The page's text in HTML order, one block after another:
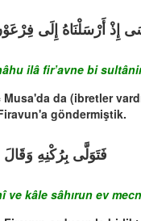
إِذْ أَرْسَلْنَاهُ إِلَى
ilâ fir’avne bi
da (ibretler
göndermiştik.
فَتَوَلَّى بِرُكْنِهِ
ve kâle sâhırun ev